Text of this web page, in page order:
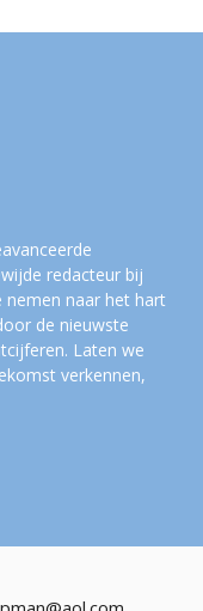
redacteur bij
naar het hart
de nieuwste
Laten we
verkennen,